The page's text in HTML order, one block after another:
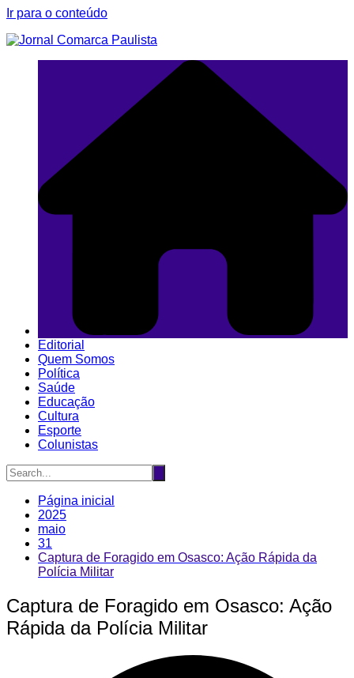
Ir para o conteúdo
Editorial
Quem Somos
Política
Saúde
Educação
Cultura
Esporte
Colunistas
Página inicial
2025
maio
31
Captura de Foragido em Osasco: Ação Rápida da
Polícia Militar
Captura de Foragido em Osasco: Ação
Rápida da Polícia Militar